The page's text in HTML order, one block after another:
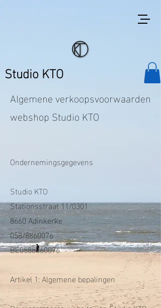
Studio KTO
Algemene verkoopsvoorwaarden
webshop Studio KTO
Ondernemingsgegevens
Studio KTO
Stationsstraat 11/0301
8660 Adinkerke
058/8860076
BE0588860076
Artikel 1: Algemene bepalingen